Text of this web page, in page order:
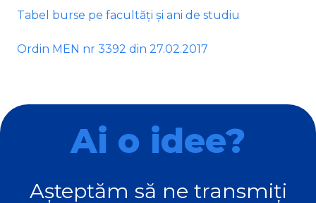
Tabel burse pe facultăți și ani de studiu
Ordin MEN nr 3392 din 27.02.2017
Ai o idee?
Așteptăm să ne transmiți